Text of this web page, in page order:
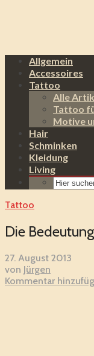
Allgemein
Accessoires
Tattoo
Alle
Tattoo
Motive
Hair
Schminken
Kleidung
Living
Tattoo
Die
27. August 2013
von Jürgen
Kommentar